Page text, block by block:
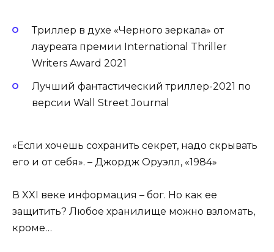
Триллер в духе «Черного зеркала» от
лауреата премии International Thriller
Writers Award 2021
Лучший фантастический триллер-2021 по
версии Wall Street Journal
«Если хочешь сохранить секрет, надо скрывать
его и от себя». – Джордж Оруэлл, «1984»
В XXI веке информация – бог. Но как ее
защитить? Любое хранилище можно взломать,
кроме…